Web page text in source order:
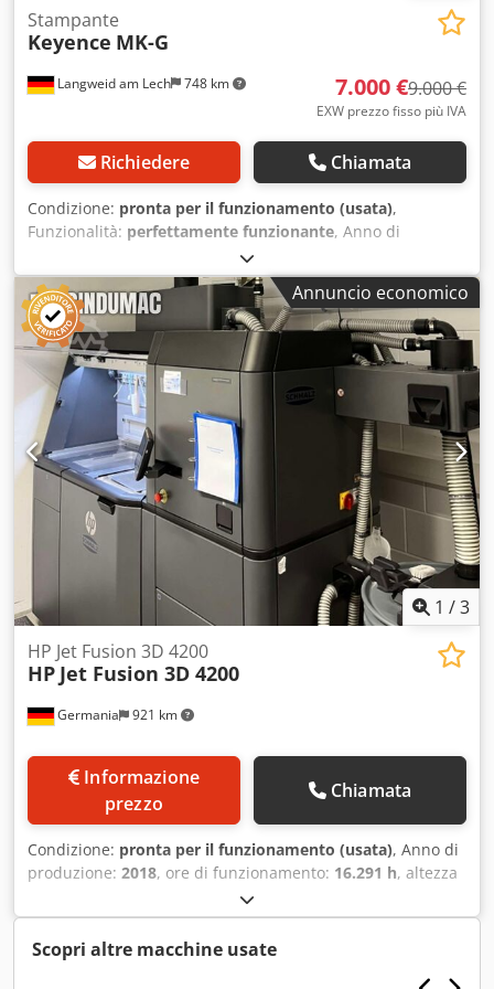
Langweid am Lech 748 km
Stampante
Keyence MK-G
7.000 €9.000 €
EXW prezzo fisso più IVA
Richiedere Chiamata
Condizione: pronta per il funzionamento (usata),
Funzionalità: perfettamente funzionante, Anno di
, ore di funzionamento:
Stampante a getto d’inchiostro Keyence MK-G – bianco e
nero – circa 2 anni. Sono in vendita due stampanti a getto
d’inchiostro Keyence MK-G in buone condizioni.
Disponibili: 1 stampante nera 1 stampante bianca
Dsdpfezh I Aaox Accskr Entrambi i dispositivi hanno circa 2
anni, sono perfettamente funzionanti e si trovano in buone
condizioni, ben mantenuti. Le stampanti sono state
utilizzate fino a poco tempo fa e possono essere disponibili
immediatamente. Ideali per la marcatura industriale, la
codifica dei prodotti e la stampa su imballaggi. Disponibili
da subito. Possibilità di visione previo accordo.
Annuncio economico
1 /3
Germania 921 km
HP Jet Fusion 3D 4200
HP Jet Fusion 3D 4200
prezzo
Chiamata
Condizione: pronta per il funzionamento (usata), Anno di
produzione: 2018, ore di funzionamento: 16.291 h, altezza
, larghezza totale:
X:380 mm, lunghezza del prodotto (max.):2.210 mm,
numero di assi:3, Stampante 3D per plastica prodotta nel
2018. Questa HP Jet Fusion 3D 4200 presenta un volume di
Scopri altre macchine usate